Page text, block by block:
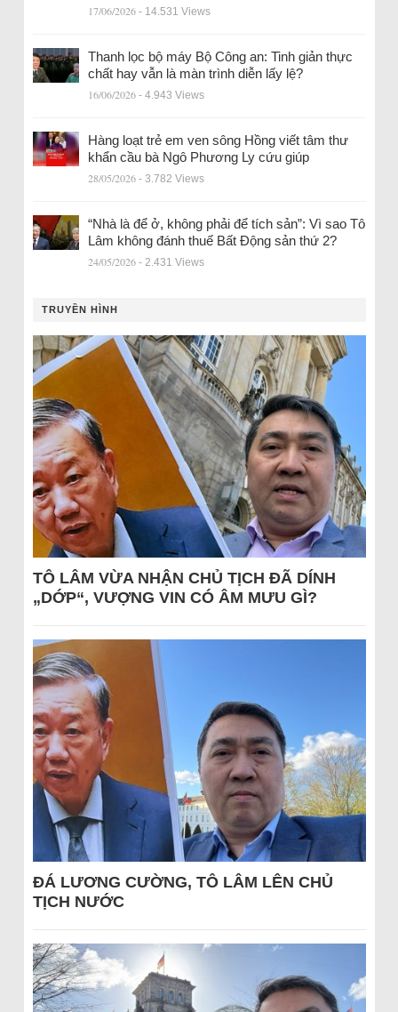
17/06/2026 - 14.531 Views
Thanh lọc bộ máy Bộ Công an: Tinh giản thực
chất hay vẫn là màn trình diễn lấy lệ?
16/06/2026 - 4.943 Views
Hàng loạt trẻ em ven sông Hồng viết tâm thư
khẩn cầu bà Ngô Phương Ly cứu giúp
28/05/2026 - 3.782 Views
“Nhà là để ở, không phải để tích sản”: Vì sao Tô
Lâm không đánh thuế Bất Động sản thứ 2?
24/05/2026 - 2.431 Views
TRUYỀN HÌNH
TÔ LÂM VỪA NHẬN CHỦ TỊCH ĐÃ DÍNH
„DỚP“, VƯỢNG VIN CÓ ÂM MƯU GÌ?
ĐÁ LƯƠNG CƯỜNG, TÔ LÂM LÊN CHỦ
TỊCH NƯỚC